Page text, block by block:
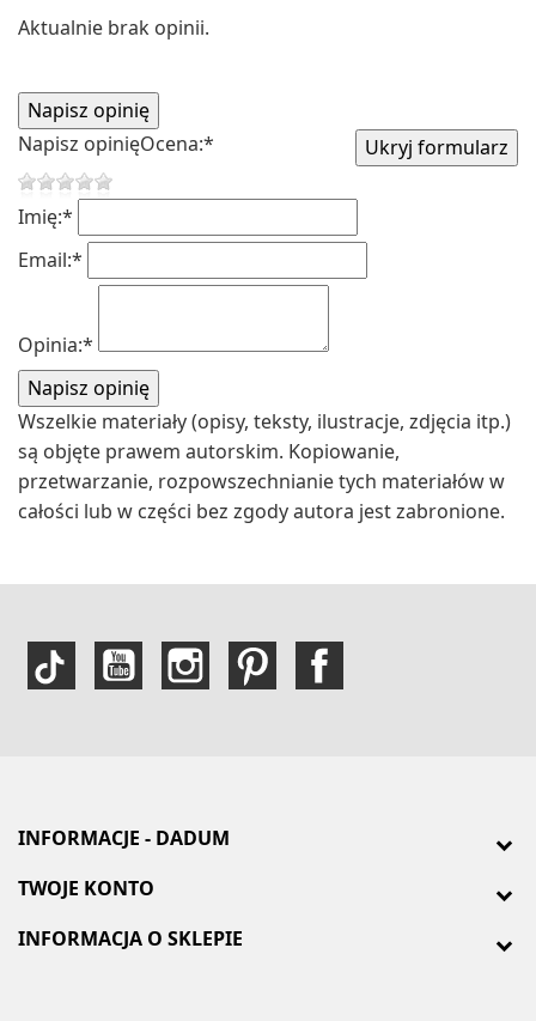
Aktualnie brak opinii.
Napisz opinięOcena:*
Imię:*
Email:*
Opinia:*
Wszelkie materiały (opisy, teksty, ilustracje, zdjęcia itp.)
są objęte prawem autorskim. Kopiowanie,
przetwarzanie, rozpowszechnianie tych materiałów w
całości lub w części bez zgody autora jest zabronione.
INFORMACJE - DADUM
TWOJE KONTO
INFORMACJA O SKLEPIE